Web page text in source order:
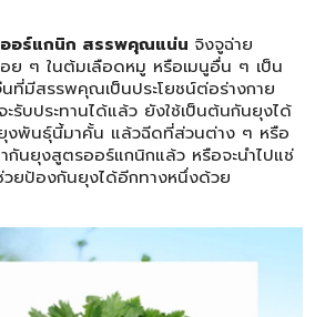
ออร์แกนิก สรรพคุณแน่น จิงจูฉ่าย
อย ๆ ในต้มเลือดหมู หรือเมนูอื่น ๆ เป็น
นที่มีสรรพคุณเป็นประโยชน์ต่อร่างกาย
รับประทานได้แล้ว ยังใช้เป็นต้นกันยุงได้
งพันธุ์นี้มาคั้น แล้วฉีดที่ส่วนต่าง ๆ หรือ
กันยุงสูตรออร์แกนิกแล้ว หรือจะนำไปแช่
ยป้องกันยุงได้อีกทางหนึ่งด้วย